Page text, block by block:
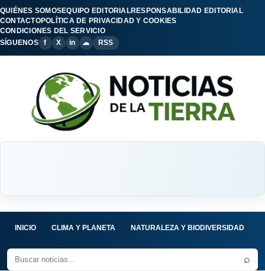
QUIÉNES SOMOSEQUIPO EDITORIALRESPONSABILIDAD EDITORIAL
CONTACTOPOLÍTICA DE PRIVACIDAD Y COOKIES
CONDICIONES DEL SERVICIO
SÍGUENOS
f X in ☁ RSS
INICIO CLIMA Y PLANETA NATURALEZA Y BIODIVERSIDAD
⌕